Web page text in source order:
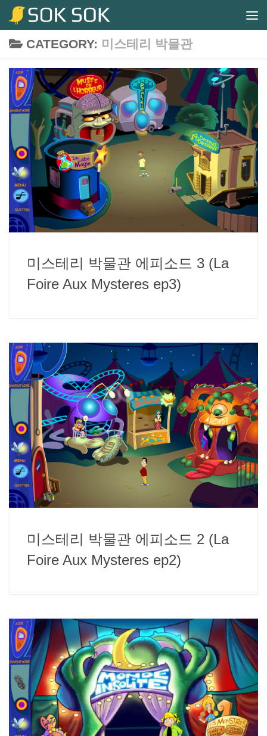
Skip to content
CATEGORY: 미스테리 박물관
미스테리 박물관 에피소드 3 (La
Foire Aux Mysteres ep3)
미스테리 박물관 에피소드 2 (La
Foire Aux Mysteres ep2)